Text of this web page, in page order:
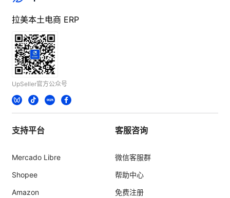
拉美本土电商 ERP
UpSeller官方公众号
支持平台
Mercado Libre
Shopee
Amazon
客服咨询
微信客服群
帮助中心
免费注册